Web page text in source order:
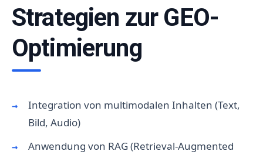
Strategien zur GEO-
Optimierung
Integration von multimodalen Inhalten (Text,
Bild, Audio)
Anwendung von RAG (Retrieval-Augmented